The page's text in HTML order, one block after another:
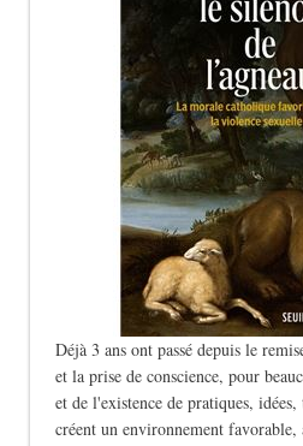
Déjà 3 ans ont passé depuis le
et la prise de conscience, pour
et de l'existence de pratiques,
créent un environnement